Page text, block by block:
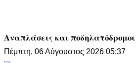
Αναπλάσεις και ποδηλατόδρομοι
Πέμπτη, 06 Αύγουστος 2026 05:37